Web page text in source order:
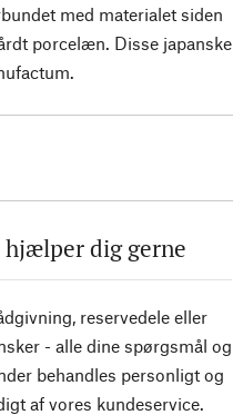
med materialet siden
porcelæn. Disse japanske
hjælper dig gerne
reservedele eller
- alle dine spørgsmål og
behandles personligt og
af vores kundeservice.